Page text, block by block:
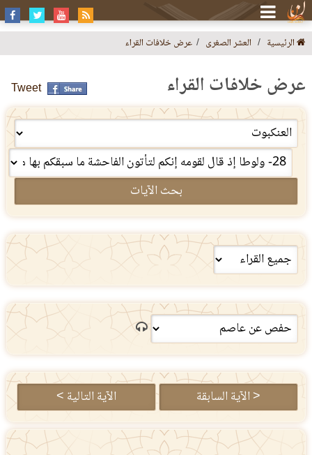
الرئيسية العشر الصغرى عرض خلافات القراء
عرض خلافات القراء Tweet
بحث الآيات
< الآية السابقة الآية التالية >